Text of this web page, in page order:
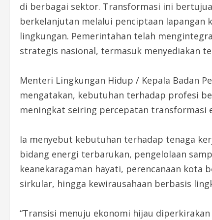
di berbagai sektor. Transformasi ini
berkelanjutan melalui penciptaan lapangan
lingkungan. Pemerintahan telah
strategis nasional, termasuk menyediakan
Menteri Lingkungan Hidup / Kepala Badan
mengatakan, kebutuhan terhadap profesi
meningkat seiring percepatan transformasi
Ia menyebut kebutuhan terhadap tenaga
bidang energi terbarukan, pengelolaan
keanekaragaman hayati, perencanaan kota
sirkular, hingga kewirausahaan berbasis
“Transisi menuju ekonomi hijau